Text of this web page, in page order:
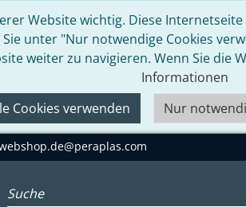
Website wichtig. Diese
unter "Nur notwendige Cookies
weiter zu navigieren. Wenn Sie die
Informationen
Cookies verwenden
Nur